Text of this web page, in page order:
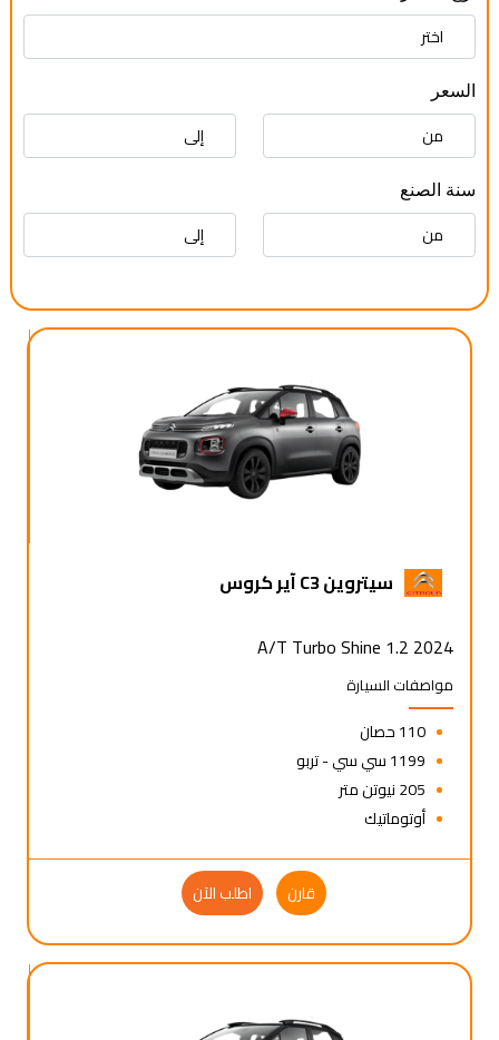
السعر
سنة الصنع
سيتروين C3 آير كروس
2024 1.2 A/T Turbo Shine
مواصفات السيارة
110 حصان
1199 سي سي - تربو
205 نيوتن متر
أوتوماتيك
قارن اطلب الآن